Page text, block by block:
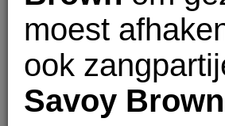
moest
ook
Savoy Brown